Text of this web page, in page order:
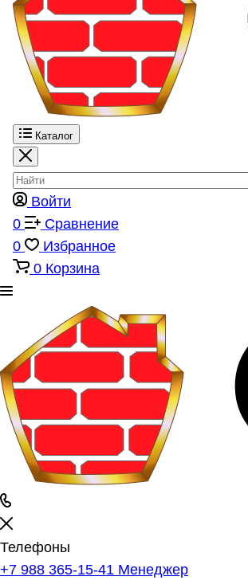
Каталог
Войти
0
Сравнение
0
Избранное
0 Корзина
Телефоны
+7 988 365-15-41 Менеджер